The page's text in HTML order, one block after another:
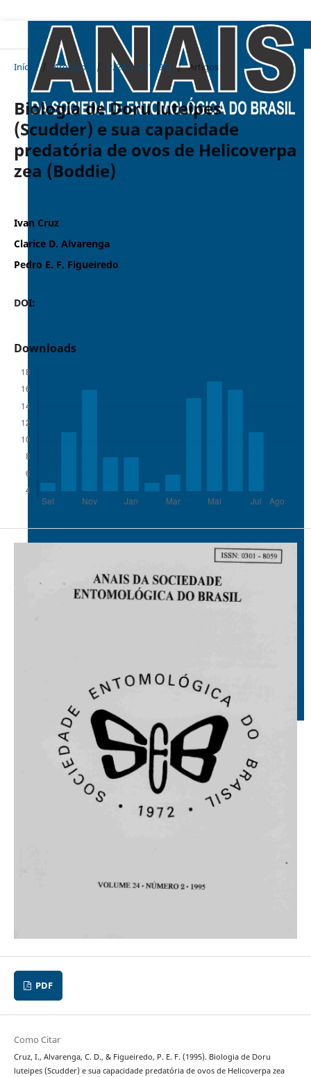
Início / Arquivos / v. 24 n. 2 (1995) / Artigos
Biologia de Doru luteipes
(Scudder) e sua capacidade
predatória de ovos de Helicoverpa
zea (Boddie)
Ivan Cruz
Clarice D. Alvarenga
Pedro E. F. Figueiredo
DOI:
Downloads
PDF
Como Citar
Cruz, I., Alvarenga, C. D., & Figueiredo, P. E. F. (1995). Biologia de Doru
luteipes (Scudder) e sua capacidade predatória de ovos de Helicoverpa zea